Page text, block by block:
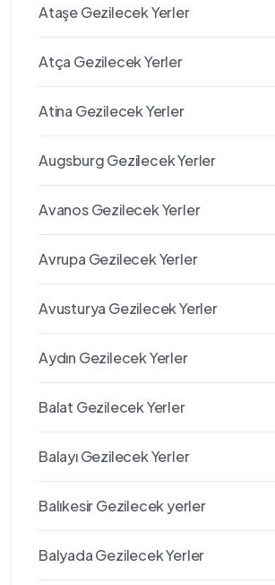
Ataşe Gezilecek Yerler
Atça Gezilecek Yerler
Atina Gezilecek Yerler
Augsburg Gezilecek Yerler
Avanos Gezilecek Yerler
Avrupa Gezilecek Yerler
Avusturya Gezilecek Yerler
Aydın Gezilecek Yerler
Balat Gezilecek Yerler
Balayı Gezilecek Yerler
Balıkesir Gezilecek yerler
Balyada Gezilecek Yerler